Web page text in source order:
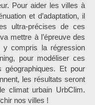
Pour aider les villes à
et d’adaptation, il
ultra-précises de ces
mettre à l’épreuve des
y compris la régression
pour modéliser ces
Et pour
les résultats seront
climat urbain UrbClim.
nos villes !